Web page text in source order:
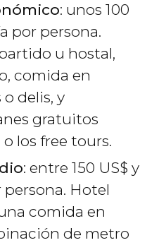
: unos 100
por persona.
u hostal,
comida en
delis, y
gratuitos
los free tours.
: entre 150 US$ y
persona. Hotel
comida en
de metro